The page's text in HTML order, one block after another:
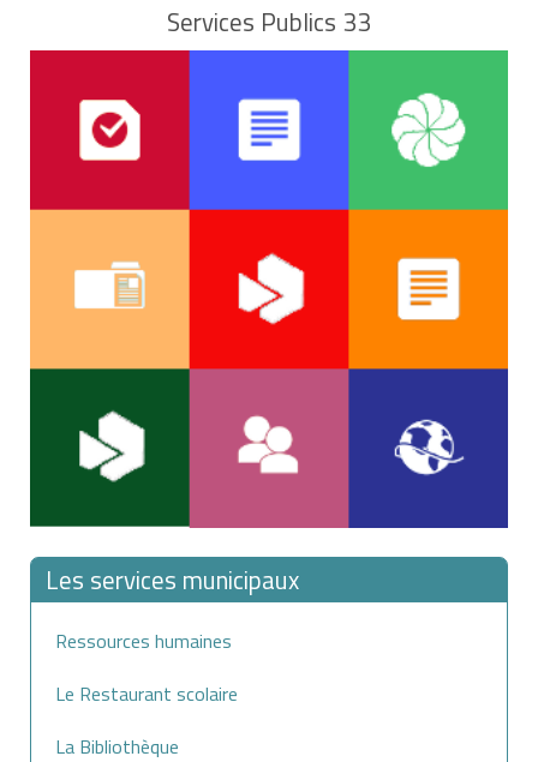
l'aménagement des fins de carrière,
le maintien en activité des salariés exposés aux
facteurs de pénibilité.
L'accord ou le plan d'action repose sur un diagnostic
préalable des situations de pénibilité. Il prévoit les
mesures de prévention qui en découlent et les
Chaque thème retenu dans l'accord ou le plan d'action
est assorti d'objectifs chiffrés et d'indicateurs de
réalisation. Ces indicateurs sont communiqués, au
sécurité et des conditions de travail(CHSCT) ou, à
défaut, auxdélégués du personnel.
Services Publics 33
Les services municipaux
Ressources humaines
Le Restaurant scolaire
La Bibliothèque